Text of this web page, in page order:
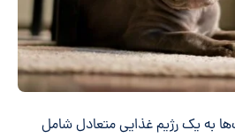
به یک رژیم غذایی متعادل شامل